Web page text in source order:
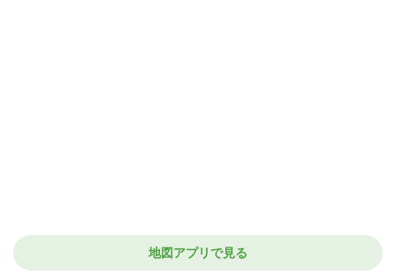
地図アプリで見る